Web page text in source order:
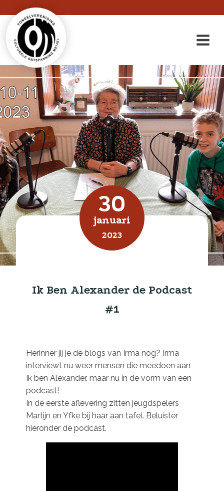
30
januari
2023
Ik Ben Alexander de Podcast
#1
Herinner jij je de blogs van Irma nog? Irma
interviewt nu weer mensen die meedoen aan
Ik ben Alexander, maar nu in de vorm van een
podcast!
In de eerste aflevering zitten jeugdspelers
Martijn en Yfke bij haar aan tafel. Beluister
hieronder de podcast.